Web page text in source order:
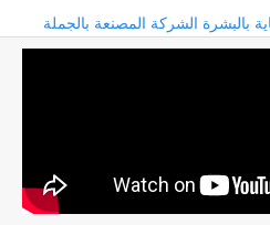
الشركة المصنعة بالجملة